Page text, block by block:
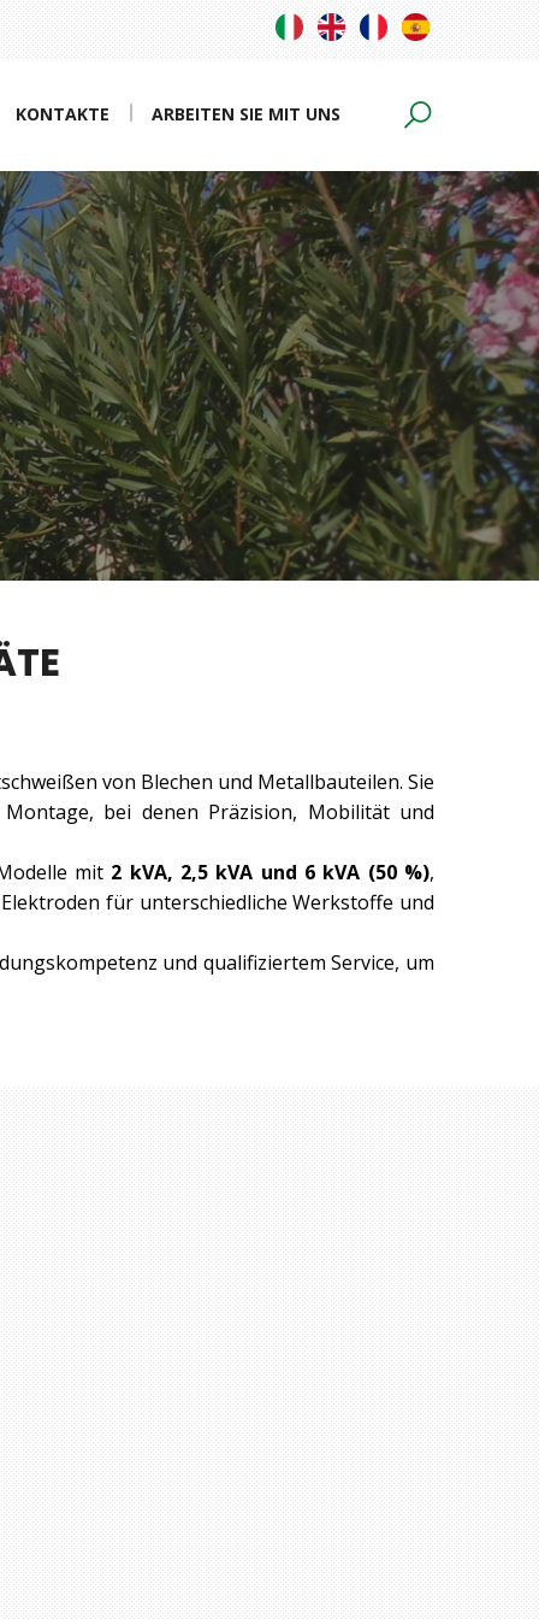
KONTAKTE ARBEITEN SIE MIT UNS
von Blechen und Metallbauteilen. Sie
bei denen Präzision, Mobilität und
mit 2 kVA, 2,5 kVA und 6 kVA (50 %),
für unterschiedliche Werkstoffe und
und qualifiziertem Service, um